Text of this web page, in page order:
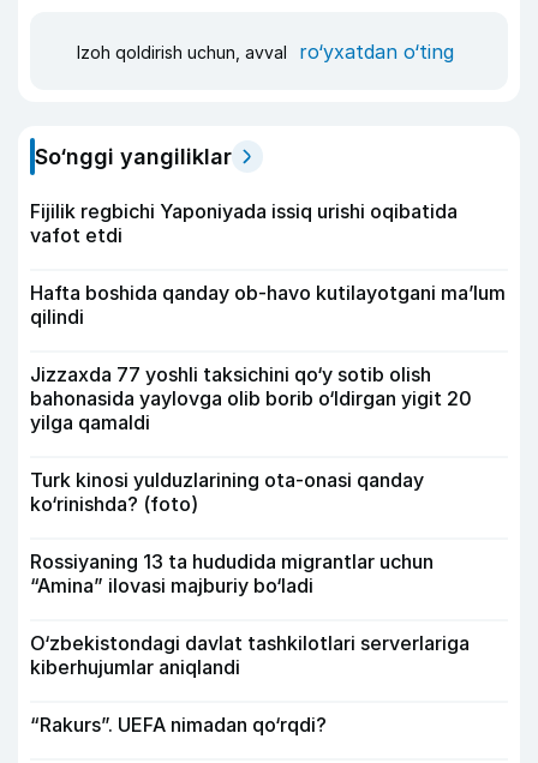
Izoh qoldirish uchun, avval ro‘yxatdan o‘ting
So‘nggi yangiliklar
Fijilik regbichi Yaponiyada issiq urishi oqibatida
vafot etdi
Hafta boshida qanday ob-havo kutilayotgani ma’lum
qilindi
Jizzaxda 77 yoshli taksichini qo‘y sotib olish
bahonasida yaylovga olib borib o‘ldirgan yigit 20
yilga qamaldi
Turk kinosi yulduzlarining ota-onasi qanday
ko‘rinishda? (foto)
Rossiyaning 13 ta hududida migrantlar uchun
“Amina” ilovasi majburiy bo‘ladi
O‘zbekistondagi davlat tashkilotlari serverlariga
kiberhujumlar aniqlandi
“Rakurs”. UEFA nimadan qo‘rqdi?